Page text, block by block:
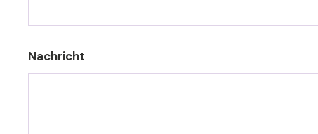
Nachricht